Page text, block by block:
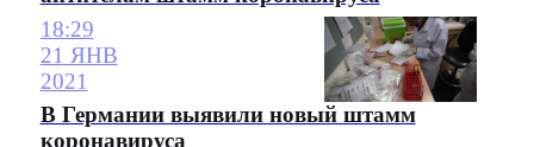
18:29
21 ЯНВ
2021
В Германии выявили новый штамм
коронавируса